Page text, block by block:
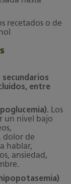
recetados o de
entre
Los
un nivel bajo
dolor de
hablar,
ansiedad,